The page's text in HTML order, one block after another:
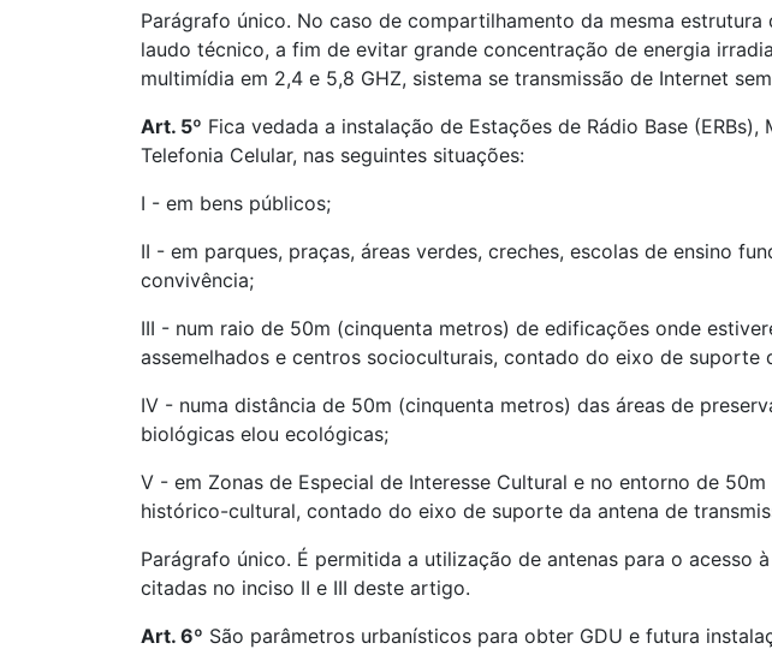
Parágrafo único. No caso de compartilhamento da mesma
laudo técnico, a fim de evitar grande concentração de energia
multimídia em 2,4 e 5,8 GHZ, sistema se transmissão de Internet
Art. 5º Fica vedada a instalação de Estações de Rádio Base
Telefonia Celular, nas seguintes situações:
I - em bens públicos;
II - em parques, praças, áreas verdes, creches, escolas de ensino
convivência;
III - num raio de 50m (cinquenta metros) de edificações onde
assemelhados e centros socioculturais, contado do eixo de suporte
IV - numa distância de 50m (cinquenta metros) das áreas de
biológicas elou ecológicas;
V - em Zonas de Especial de Interesse Cultural e no entorno de
histórico-cultural, contado do eixo de suporte da antena de
Parágrafo único. É permitida a utilização de antenas para o
citadas no inciso II e III deste artigo.
Art. 6º São parâmetros urbanísticos para obter GDU e futura